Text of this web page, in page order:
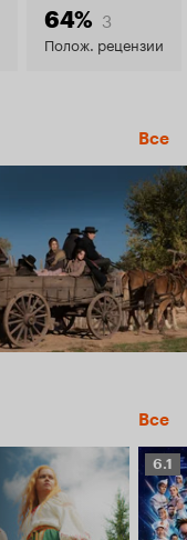
64% 3
Полож. рецензии
Все
Все
6.1
6.1